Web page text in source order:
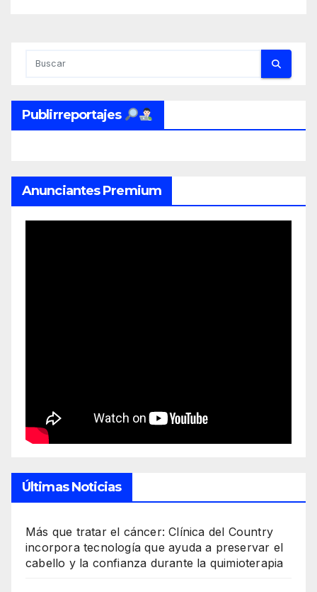
solutions to offer, including
Publirreportajes
Anunciantes Premium
Últimas Noticias
Más que tratar el cáncer: Clínica del Country
incorpora tecnología que ayuda a preservar el
cabello y la confianza durante la quimioterapia